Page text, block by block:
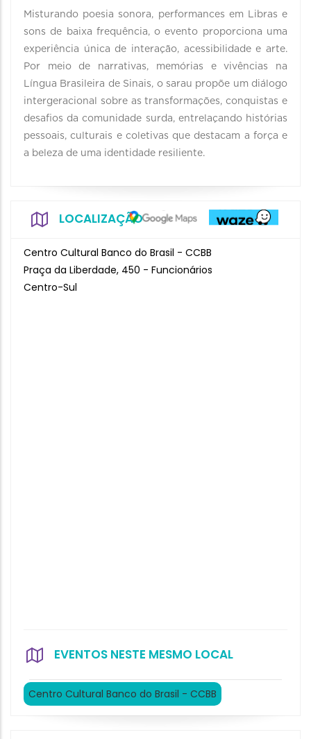
Misturando poesia sonora, performances em Libras e
sons de baixa frequência, o evento proporciona uma
experiência única de interação, acessibilidade e arte.
Por meio de narrativas, memórias e vivências na
Língua Brasileira de Sinais, o sarau propõe um diálogo
intergeracional sobre as transformações, conquistas e
desafios da comunidade surda, entrelaçando histórias
pessoais, culturais e coletivas que destacam a força e
a beleza de uma identidade resiliente.
LOCALIZAÇÃO
Centro Cultural Banco do Brasil - CCBB
Praça da Liberdade, 450 - Funcionários
Centro-Sul
EVENTOS NESTE MESMO LOCAL
Centro Cultural Banco do Brasil - CCBB